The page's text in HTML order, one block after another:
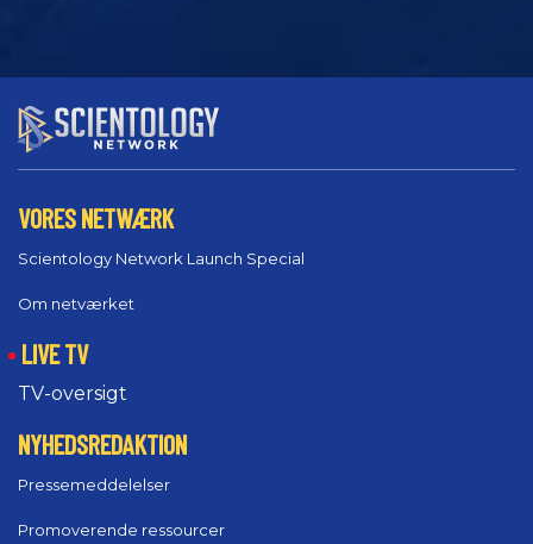
VORES NETWÆRK
Scientology Network Launch Special
Om netværket
LIVE TV
TV-oversigt
NYHEDSREDAKTION
Pressemeddelelser
Promoverende ressourcer